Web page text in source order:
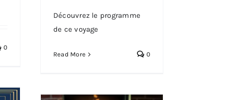
0
Découvrez le programme
de ce voyage
Read More 0